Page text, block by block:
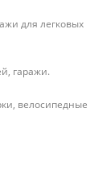
для легковых
гаражи.
велосипедные